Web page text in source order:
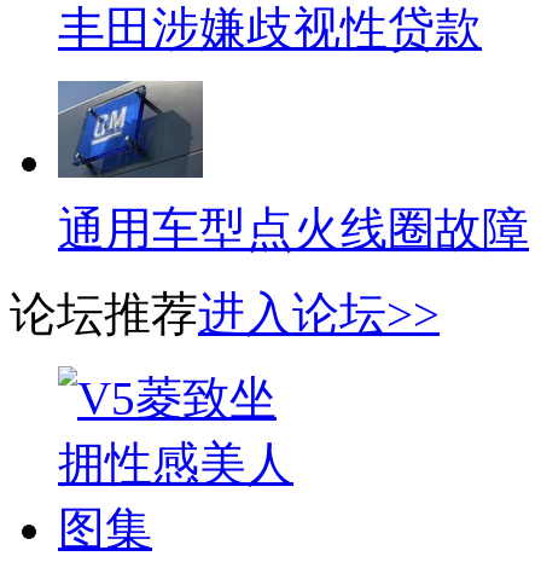
丰田涉嫌歧视性贷款
通用车型点火线圈故障
论坛推荐进入论坛>>